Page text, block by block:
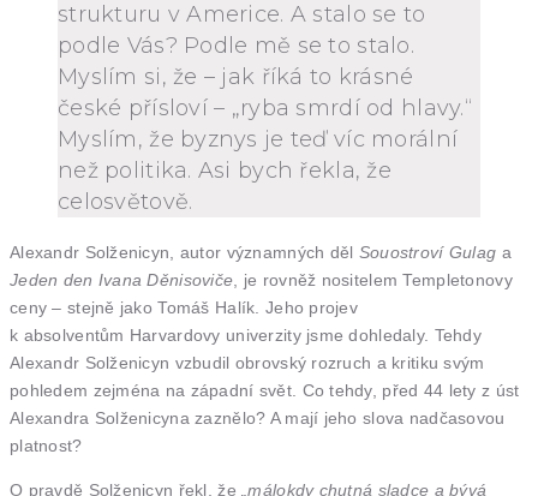
strukturu v Americe. A stalo se to
podle Vás? Podle mě se to stalo.
Myslím si, že – jak říká to krásné
české přísloví – „ryba smrdí od hlavy.“
Myslím, že byznys je teď víc morální
než politika. Asi bych řekla, že
celosvětově.
Alexandr Solženicyn, autor významných děl Souostroví Gulag a
Jeden den Ivana Děnisoviče , je rovněž nositelem Templetonovy
ceny – stejně jako Tomáš Halík. Jeho projev
k absolventům Harvardovy univerzity jsme dohledaly. Tehdy
Alexandr Solženicyn vzbudil obrovský rozruch a kritiku svým
pohledem zejména na západní svět. Co tehdy, před 44 lety z úst
Alexandra Solženicyna zaznělo? A mají jeho slova nadčasovou
platnost?
O pravdě Solženicyn řekl, že
„málokdy chutná sladce a bývá